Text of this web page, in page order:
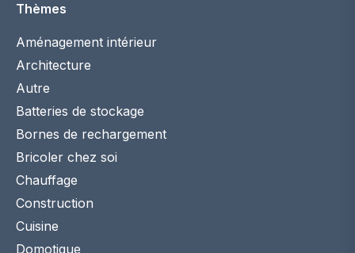
Thèmes
Aménagement intérieur
Architecture
Autre
Batteries de stockage
Bornes de rechargement
Bricoler chez soi
Chauffage
Construction
Cuisine
Domotique